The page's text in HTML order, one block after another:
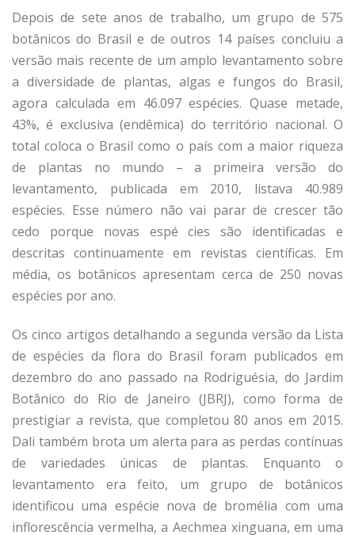
Depois de sete anos de trabalho, um grupo de 575
botânicos do Brasil e de outros 14 países concluiu a
versão mais recente de um amplo levantamento sobre
a diversidade de plantas, algas e fungos do Brasil,
agora calculada em 46.097 espécies. Quase metade,
43%, é exclusiva (endêmica) do território nacional. O
total coloca o Brasil como o país com a maior riqueza
de plantas no mundo – a primeira versão do
levantamento, publicada em 2010, listava 40.989
espécies. Esse número não vai parar de crescer tão
cedo porque novas espé­ cies são identificadas e
descritas continuamente em revistas científicas. Em
média, os botânicos apresentam cerca de 250 novas
espécies por ano.
Os cinco artigos detalhando a segunda versão da Lista
de espécies da flora do Brasil foram publicados em
dezembro do ano passado na Rodriguésia, do Jardim
Botânico do Rio de Janeiro (JBRJ), como forma de
prestigiar a revista, que completou 80 anos em 2015.
Dali também brota um alerta para as perdas contínuas
de variedades únicas de plantas. Enquanto o
levantamento era feito, um grupo de botânicos
identificou uma espécie nova de bromélia com uma
inflorescência vermelha, a Aechmea xinguana, em uma